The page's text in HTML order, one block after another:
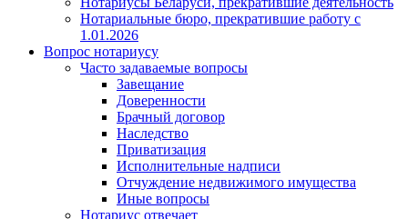
Нотариальные бюро, прекратившие работу с
1.01.2026
Вопрос нотариусу
Часто задаваемые вопросы
Завещание
Доверенности
Брачный договор
Наследство
Приватизация
Исполнительные надписи
Отчуждение недвижимого имущества
Иные вопросы
Нотариус отвечает